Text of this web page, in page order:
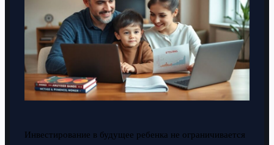
Инвестирование в будущее ребенка не ограничивается